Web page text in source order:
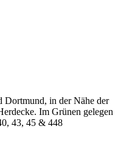
Dortmund, in der Nähe der
Im Grünen gelegen
43, 45 & 448